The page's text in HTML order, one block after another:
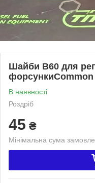
Шайби B60 для
форсункиCommon
В наявності
Роздріб
45 ₴
Мінімальна сума